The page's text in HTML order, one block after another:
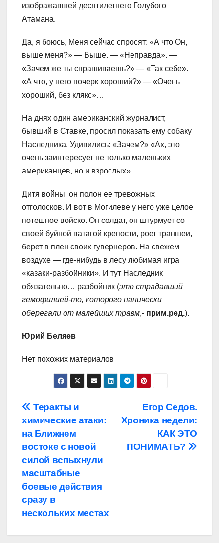
изображавшей десятилетнего Голубого
Атамана.
Да, я боюсь, Меня сейчас спросят: «А что Он,
выше меня?» — Выше. — «Неправда». —
«Зачем же ты спрашиваешь?» — «Так себе».
«А что, у него почерк хороший?» — «Очень
хороший, без клякс»…
На днях один американский журналист,
бывший в Ставке, просил показать ему собаку
Наследника. Удивились: «Зачем?» «Ах, это
очень заинтересует не только маленьких
американцев, но и взрослых»…
Дитя войны, он полон ее тревожных
отголосков. И вот в Могилеве у него уже целое
потешное войско. Он солдат, он штурмует со
своей буйной ватагой крепости, роет траншеи,
берет в плен своих гувернеров. На свежем
воздухе — где-нибудь в лесу любимая игра
«казаки-разбойники». И тут Наследник
обязательно… разбойник (это страдавший
гемофилией-то, которого панически
оберегали от малейших травм,- прим.ред.).
Юрий Беляев
Нет похожих материалов
Навигация
по
записям
Егор Седов.
Хроника недели:
КАК ЭТО
ПОНИМАТЬ?
Теракты и
химические атаки:
на Ближнем
востоке с новой
силой вспыхнули
масштабные
боевые действия
сразу в
нескольких местах